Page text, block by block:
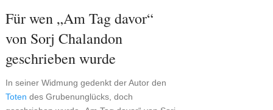
Für wen „Am Tag davor“
von Sorj Chalandon
geschrieben wurde
In seiner Widmung gedenkt der Autor den
Toten des Grubenunglücks, doch